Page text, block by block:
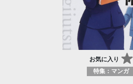
お気に入り
特集：マンガ